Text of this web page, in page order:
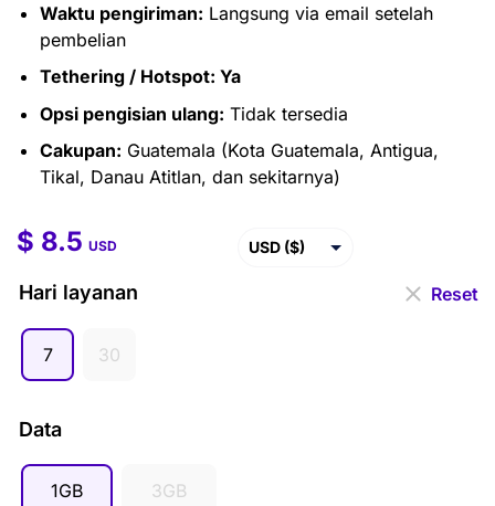
Waktu pengiriman: Langsung via email setelah
pembelian
Tethering / Hotspot: Ya
Opsi pengisian ulang: Tidak tersedia
Cakupan: Guatemala (Kota Guatemala, Antigua,
Tikal, Danau Atitlan, dan sekitarnya)
$ 8.5 –$ USD ($)
Hari layanan
7 30
Data
1GB 3GB
Reset
$ 8.5 USD